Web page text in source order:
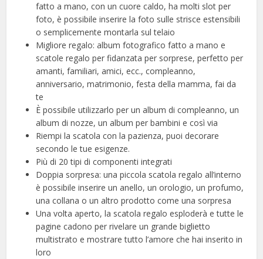
fatto a mano, con un cuore caldo, ha molti slot per
foto, è possibile inserire la foto sulle strisce estensibili
o semplicemente montarla sul telaio
Migliore regalo: album fotografico fatto a mano e
scatole regalo per fidanzata per sorprese, perfetto per
amanti, familiari, amici, ecc., compleanno,
anniversario, matrimonio, festa della mamma, fai da
te
È possibile utilizzarlo per un album di compleanno, un
album di nozze, un album per bambini e così via
Riempi la scatola con la pazienza, puoi decorare
secondo le tue esigenze.
Più di 20 tipi di componenti integrati
Doppia sorpresa: una piccola scatola regalo all’interno
è possibile inserire un anello, un orologio, un profumo,
una collana o un altro prodotto come una sorpresa
Una volta aperto, la scatola regalo esploderà e tutte le
pagine cadono per rivelare un grande biglietto
multistrato e mostrare tutto l’amore che hai inserito in
loro